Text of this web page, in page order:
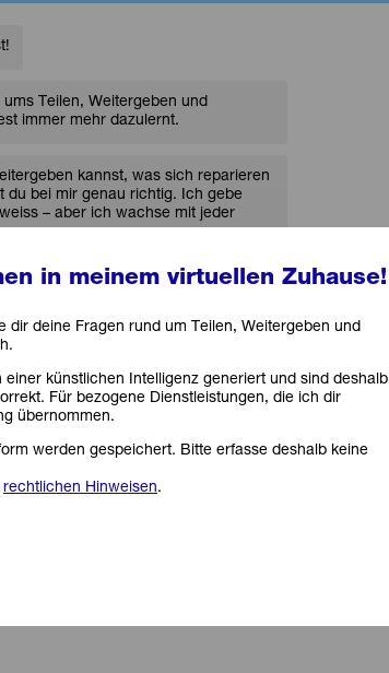
in meinem virtuellen Zuhause!
dir deine Fragen rund um Teilen, Weitergeben und
künstlichen Intelligenz generiert und sind deshalb
Für bezogene Dienstleistungen, die ich dir
übernommen.
werden gespeichert. Bitte erfasse deshalb keine
rechtlichen Hinweisen.
Teilen, Weitergeben und
immer mehr dazulernt.
kannst, was sich reparieren
du bei mir genau richtig. Ich gebe
– aber ich wachse mit jeder